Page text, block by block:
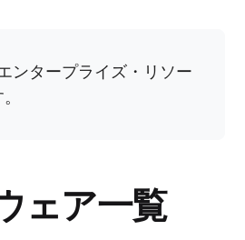
ンタープライズ・リソー
ェア一覧